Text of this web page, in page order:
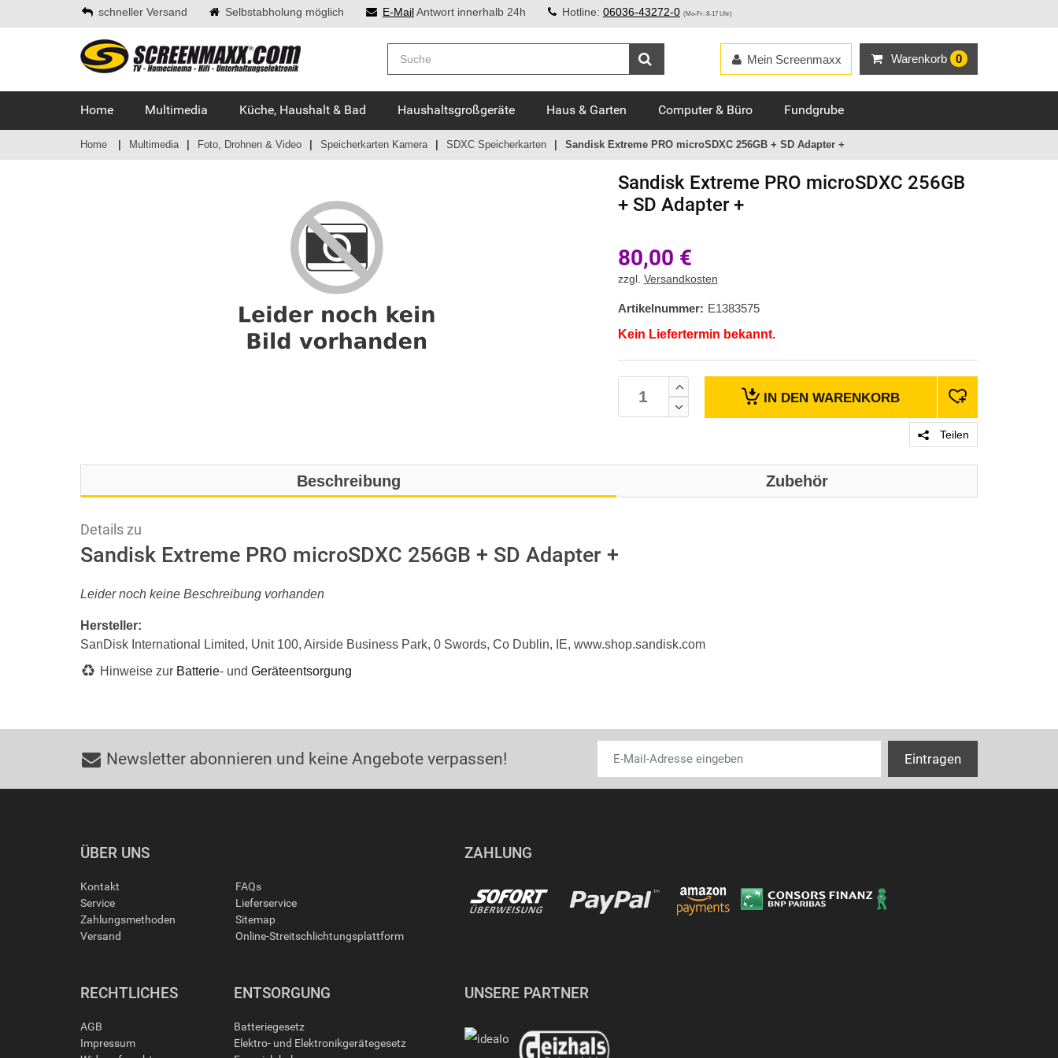
schneller Versand Selbstabholung möglich E-MailAntwort innerhalb 24h Hotline: 06036-43272-0 (Mo-Fr: 8-17 Uhr)
Warenkorb 0
Mein Screenmaxx
Home Multimedia Küche, Haushalt & Bad Haushaltsgroßgeräte Haus & Garten Computer & Büro Fundgrube
Home Multimedia Foto, Drohnen & Video Speicherkarten Kamera SDXC Speicherkarten Sandisk Extreme PRO microSDXC 256GB + SD Adapter +
Sandisk Extreme PRO microSDXC 256GB
+ SD Adapter +
80,00 €
zzgl. Versandkosten
Artikelnummer: E1383575
Kein Liefertermin bekannt.
IN DEN WARENKORB
Teilen
Beschreibung Zubehör
Details zu
Sandisk Extreme PRO microSDXC 256GB + SD Adapter +
Leider noch keine Beschreibung vorhanden
Hersteller:
SanDisk International Limited, Unit 100, Airside Business Park, 0 Swords, Co Dublin, IE, www.shop.sandisk.com
Hinweise zur Batterie- und Geräteentsorgung
Newsletter abonnieren und keine Angebote verpassen!
ÜBER UNS
Kontakt
Service
Zahlungsmethoden
Versand
FAQs
Lieferservice
Sitemap
Online-Streitschlichtungsplattform
ZAHLUNG
RECHTLICHES
AGB
Impressum
ENTSORGUNG
Batteriegesetz
Elektro- und Elektronikgerätegesetz
UNSERE PARTNER